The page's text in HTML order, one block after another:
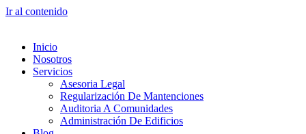
Ir al contenido
Inicio
Nosotros
Servicios
Asesoria Legal
Regularización De Mantenciones
Auditoria A Comunidades
Administración De Edificios